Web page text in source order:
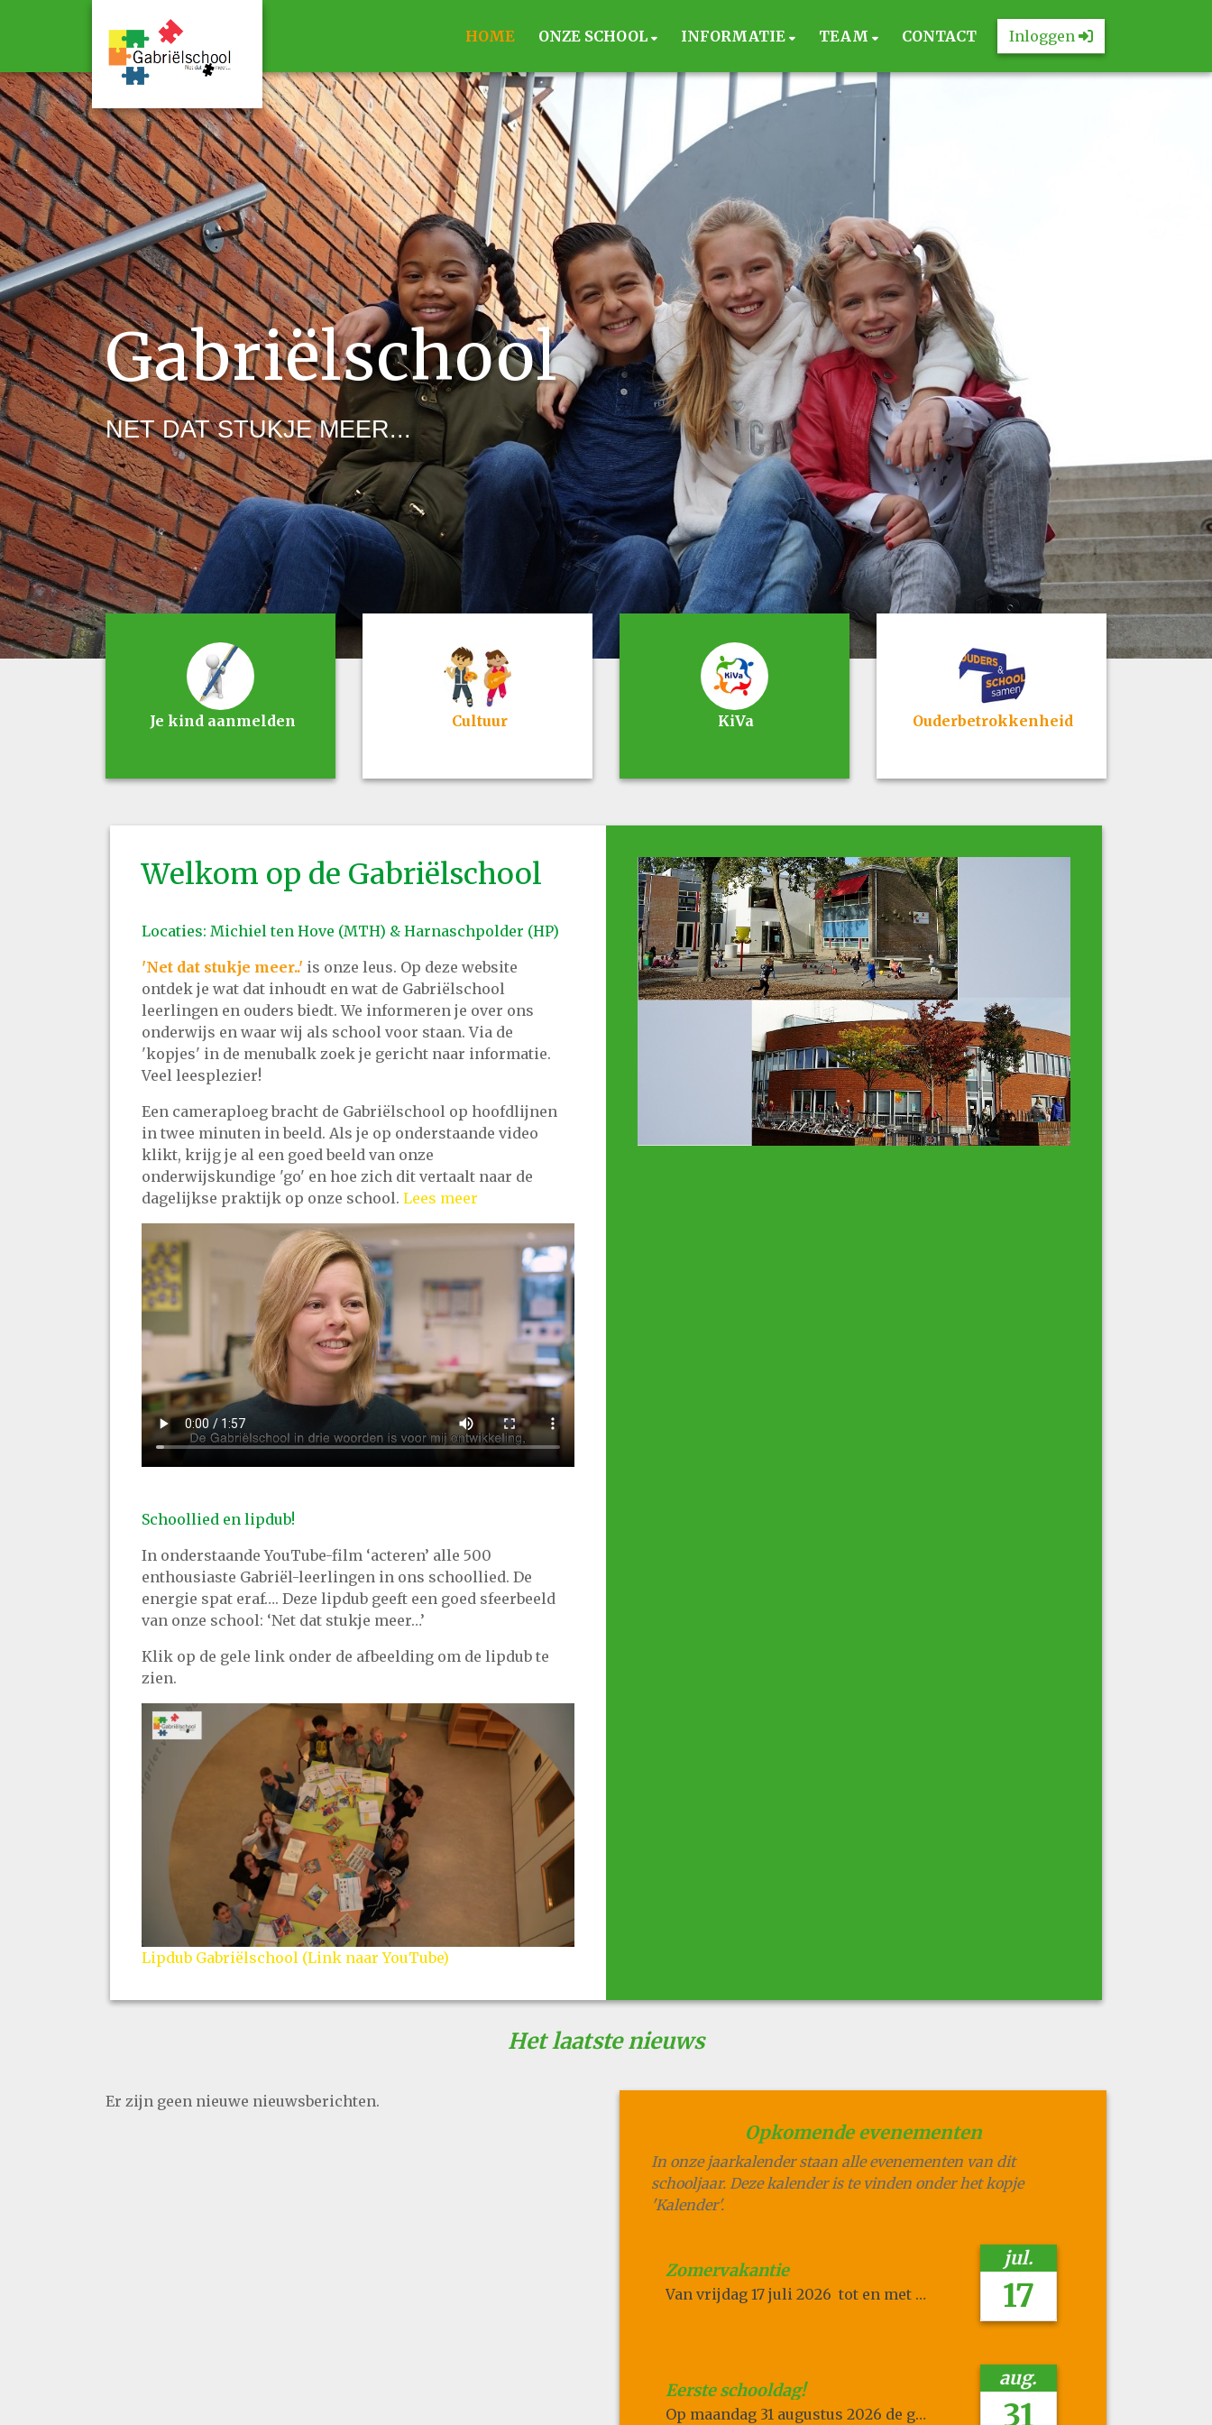
HOME ONZE SCHOOL INFORMATIE TEAM CONTACT Inloggen
Gabriëlschool
NET DAT STUKJE MEER...
Je kind aanmelden Cultuur KiVa Ouderbetrokkenheid
Welkom op de Gabriëlschool
Locaties: Michiel ten Hove (MTH) & Harnaschpolder (HP)
'Net dat stukje meer..' is onze leus. Op deze website
ontdek je wat dat inhoudt en wat de Gabriëlschool
leerlingen en ouders biedt. We informeren je over ons
onderwijs en waar wij als school voor staan. Via de
'kopjes' in de menubalk zoek je gericht naar informatie.
Veel leesplezier!
Een cameraploeg bracht de Gabriëlschool op hoofdlijnen
in twee minuten in beeld. Als je op onderstaande video
klikt, krijg je al een goed beeld van onze
onderwijskundige 'go' en hoe zich dit vertaalt naar de
dagelijkse praktijk op onze school. Lees meer
Schoollied en lipdub!
In onderstaande YouTube-film ‘acteren’ alle 500
enthousiaste Gabriël-leerlingen in ons schoollied. De
energie spat eraf…. Deze lipdub geeft een goed sfeerbeeld
van onze school: ‘Net dat stukje meer…’
Klik op de gele link onder de afbeelding om de lipdub te
zien.
Lipdub Gabriëlschool (Link naar YouTube)
Het laatste nieuws
Er zijn geen nieuwe nieuwsberichten.
Opkomende evenementen
In onze jaarkalender staan alle evenementen van dit
schooljaar. Deze kalender is te vinden onder het kopje
'Kalender'.
Zomervakantie
Van vrijdag 17 juli 2026 tot en met vrijdag 28 augustus 2026
jul.
17
Eerste schooldag!
Op maandag 31 augustus 2026 de gehele dag
aug.
31